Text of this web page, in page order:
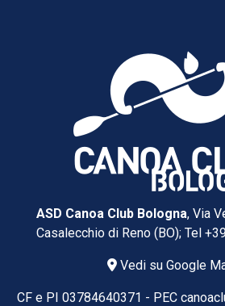
ASD Canoa Club Bologna, Via
Casalecchio di Reno (BO); Tel
Vedi su Google
CF e PI 03784640371 - PEC